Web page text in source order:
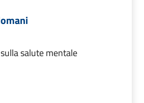
salute mentale